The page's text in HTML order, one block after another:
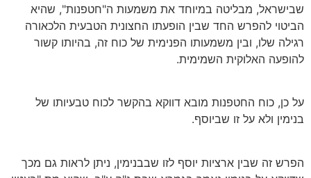
שבישראל, מבליטה במיוחד את משמעות ה"חטפנות", שהיא
הביטוי להפרש החד שבין הופעתו החצונית הטבעית הלכאורה
רגילה שלו, ובין משמעותו הפנימית של כוח זה, בהיותו קשור
להופעה האלוקית השמימית.
על כן, כוח החטפנות מובא דווקא בהקשר לכוח טבעיותו של
בנימין ולא על זו שביוסף.
הפרש זה שבין ארציות יוסף לזו שבבנימין, ניתן לראות גם מכך